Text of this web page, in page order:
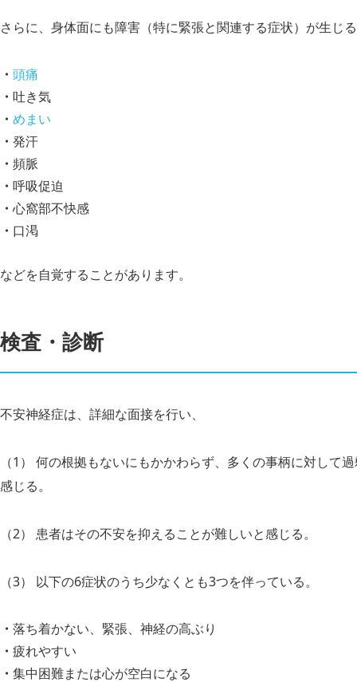
さらに、身体面にも障害（特に緊張と関連する症状）が生じ
頭痛
吐き気
めまい
発汗
頻脈
呼吸促迫
心窩部不快感
口渇
などを自覚することがあります。
検査・診断
不安神経症は、詳細な面接を行い、
（1） 何の根拠もないにもかかわらず、多くの事柄に対して
感じる。
（2） 患者はその不安を抑えることが難しいと感じる。
（3） 以下の6症状のうち少なくとも3つを伴っている。
落ち着かない、緊張、神経の高ぶり
疲れやすい
集中困難または心が空白になる